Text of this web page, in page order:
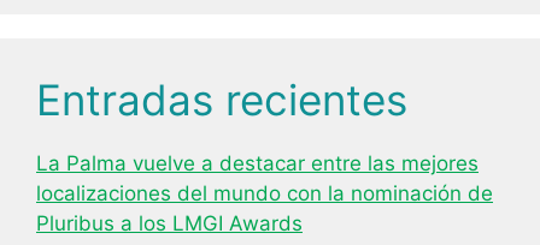
Entradas recientes
La Palma vuelve a destacar entre las mejores
localizaciones del mundo con la nominación de
Pluribus a los LMGI Awards